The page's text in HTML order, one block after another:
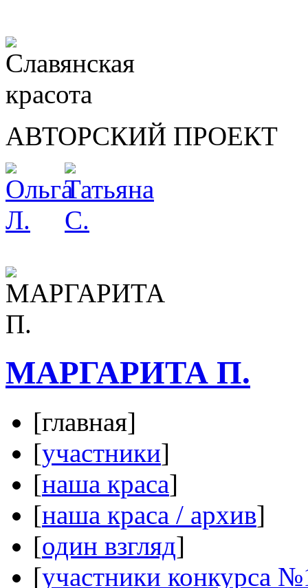
АВТОРСКИЙ ПРОЕКТ
МАРГАРИТА П.
[главная]
[участники]
[наша краса]
[наша краса / архив]
[один взгляд]
[участники конкурса